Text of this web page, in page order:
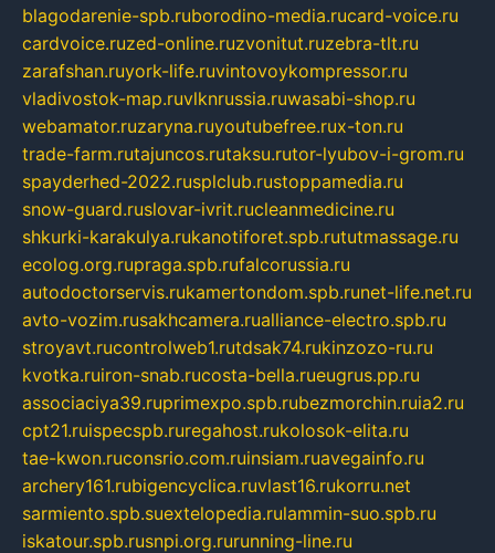
blagodarenie-spb.ruborodino-media.rucard-voice.ru
cardvoice.ruzed-online.ruzvonitut.ruzebra-tlt.ru
zarafshan.ruyork-life.ruvintovoykompressor.ru
vladivostok-map.ruvlknrussia.ruwasabi-shop.ru
webamator.ruzaryna.ruyoutubefree.rux-ton.ru
trade-farm.rutajuncos.rutaksu.rutor-lyubov-i-grom.ru
spayderhed-2022.rusplclub.rustoppamedia.ru
snow-guard.ruslovar-ivrit.rucleanmedicine.ru
shkurki-karakulya.rukanotiforet.spb.rututmassage.ru
ecolog.org.rupraga.spb.rufalcorussia.ru
autodoctorservis.rukamertondom.spb.runet-life.net.ru
avto-vozim.rusakhcamera.rualliance-electro.spb.ru
stroyavt.rucontrolweb1.rutdsak74.rukinzozo-ru.ru
kvotka.ruiron-snab.rucosta-bella.rueugrus.pp.ru
associaciya39.ruprimexpo.spb.rubezmorchin.ruia2.ru
cpt21.ruispecspb.ruregahost.rukolosok-elita.ru
tae-kwon.ruconsrio.com.ruinsiam.ruavegainfo.ru
archery161.rubigencyclica.ruvlast16.rukorru.net
sarmiento.spb.suextelopedia.rulammin-suo.spb.ru
iskatour.spb.rusnpi.org.rurunning-line.ru